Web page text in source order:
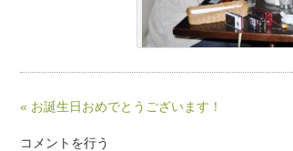
« お誕生日おめでとうございます！
コメントを行う